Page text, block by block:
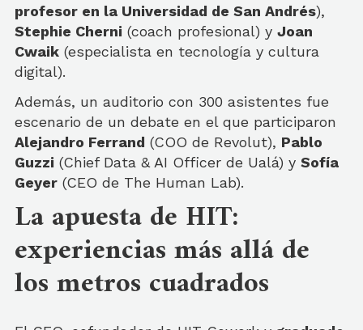
profesor en la Universidad de San Andrés),
Stephie Cherni (coach profesional) y Joan
Cwaik (especialista en tecnología y cultura
digital).
Además, un auditorio con 300 asistentes fue
escenario de un debate en el que participaron
Alejandro Ferrand (COO de Revolut), Pablo
Guzzi (Chief Data & AI Officer de Ualá) y Sofía
Geyer (CEO de The Human Lab).
La apuesta de HIT:
experiencias más allá de
los metros cuadrados